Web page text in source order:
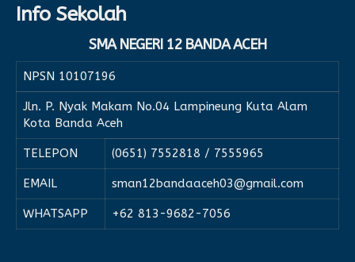
Info Sekolah
SMA NEGERI 12 BANDA ACEH
NPSN 10107196
Jln. P. Nyak Makam No.04 Lampineung Kuta Alam
Kota Banda Aceh
TELEPON (0651) 7552818 / 7555965
EMAIL sman12bandaaceh03@gmail.com
WHATSAPP +62 813-9682-7056